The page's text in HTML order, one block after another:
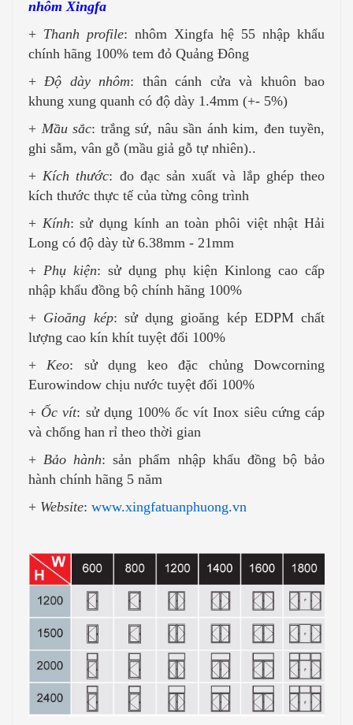
nhôm Xingfa
+ Thanh profile: nhôm Xingfa hệ 55 nhập khẩu
chính hãng 100% tem đỏ Quảng Đông
+Độ dày nhôm: thân cánh cửa và khuôn bao
khung xung quanh có độ dày 1.4mm (+- 5%)
+ Mầu sắc: trắng sứ, nâu sần ánh kim, đen tuyền,
ghi sẫm, vân gỗ (mầu giả gỗ tự nhiên)..
+Kích thước: đo đạc sản xuất và lắp ghép theo
kích thước thực tế của từng công trình
+ Kính: sử dụng kính an toàn phôi việt nhật Hải
Long có độ dày từ 6.38mm - 21mm
+Phụ kiện: sử dụng phụ kiện Kinlong cao cấp
nhập khẩu đồng bộ chính hãng 100%
+ Gioăng kép: sử dụng gioăng kép EDPM chất
lượng cao kín khít tuyệt đối 100%
+Keo: sử dụng keo đặc chủng Dowcorning
Eurowindow chịu nước tuyệt đối 100%
+ Ốc vít: sử dụng 100% ốc vít Inox siêu cứng cáp
và chống han rỉ theo thời gian
+Bảo hành: sản phẩm nhập khẩu đồng bộ bảo
hành chính hãng 5 năm
+ Website: www.xingfatuanphuong.vn